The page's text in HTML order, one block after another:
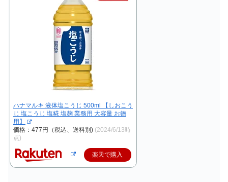
ハナマルキ 液体塩こうじ 500ml 【しおこう
じ 塩こうじ 塩糀 塩麹 業務用 大容量 お徳
用】
価格：477円（税込、送料別) (2024/6/13時
点)
楽天で購入